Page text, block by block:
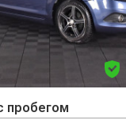
пробегом